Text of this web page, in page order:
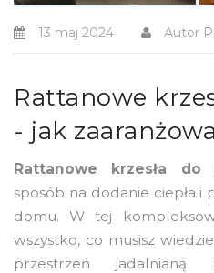
13 maj 2024 Autor
Rattanowe
- jak
Rattanowe krzesła do
sposób na dodanie ciepła i
domu. W tej
wszystko, co musisz
przestrzeń